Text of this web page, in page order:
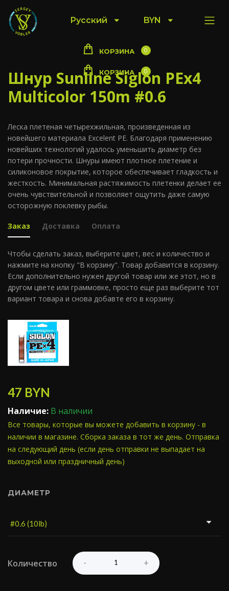
Русский BYN
КОРЗИНА 0
КОРЗИНА 0
Шнур Sunline Siglon PEx4
Multicolor 150m #0.6
Леска плетеная четырехжильная, произведенная из
новейшего материала Excelent PE. Благодаря применению
новейших технологий удалось уменьшить диаметр без
потери прочности. Шнуры имеют плотное плетение и
силиконовое покрытие, которое обеспечивает гладкость и
жесткость. Минимальная растяжимость плетенки делает ее
очень чувствительной и позволяет ощутить даже самую
осторожную поклевку рыбы.
Заказ Доставка Оплата
Чтобы сделать заказ, выберите цвет, вес и количество и
нажмите на кнопку "В корзину". Товар добавится в корзину.
Если дополнительно нужен другой товар или же этот, но в
другом цвете или граммовке, просто еще раз выберите тот
вариант товара и снова добавте его в корзину.
47 BYN
Наличие: В наличии
Все товары, которые вы можете добавить в корзину - в
наличии в магазине. Сборка заказа в тот же день. Отправка
на следующий день (если день отправки не выпадает на
выходной или праздничный день)
ДИАМЕТР
Количество